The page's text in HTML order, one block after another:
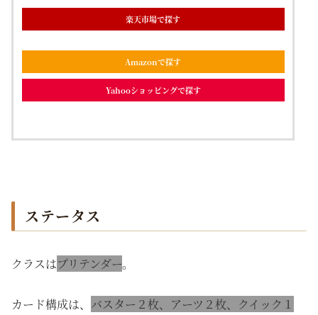
楽天市場で探す
Amazonで探す
Yahooショッピングで探す
ステータス
クラスはプリテンダー。
カード構成は、 バスター２枚、アーツ２枚、クイック１